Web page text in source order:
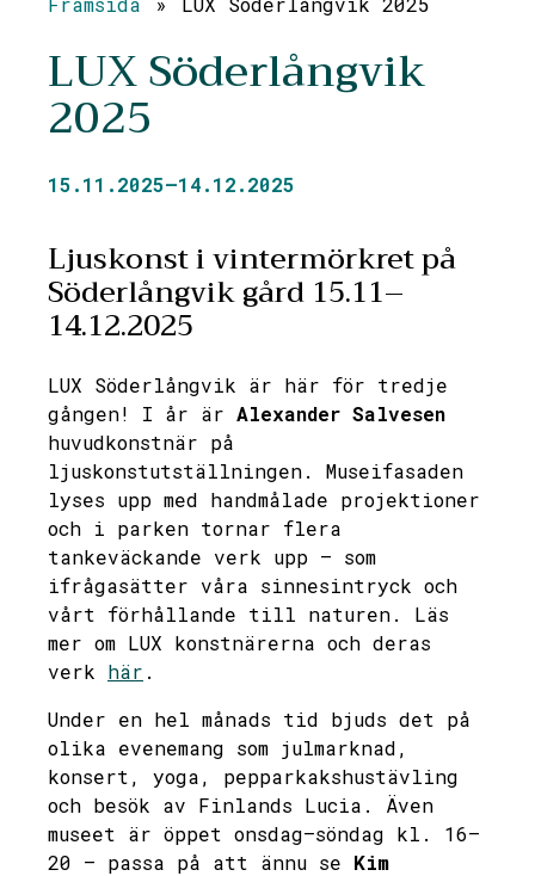
LUX Söderlångvik
2025
15.11.2025–14.12.2025
Ljuskonst i vintermörkret på
Söderlångvik gård 15.11–
14.12.2025
LUX Söderlångvik är här för tredje
gången! I år är Alexander Salvesen
huvudkonstnär på
ljuskonstutställningen. Museifasaden
lyses upp med handmålade projektioner
och i parken tornar flera
tankeväckande verk upp – som
ifrågasätter våra sinnesintryck och
vårt förhållande till naturen. Läs
mer om LUX konstnärerna och deras
verk här .
Under en hel månads tid bjuds det på
olika evenemang som julmarknad,
konsert, yoga, pepparkakshustävling
och besök av Finlands Lucia. Även
museet är öppet onsdag–söndag kl. 16–
20 – passa på att ännu se Kim